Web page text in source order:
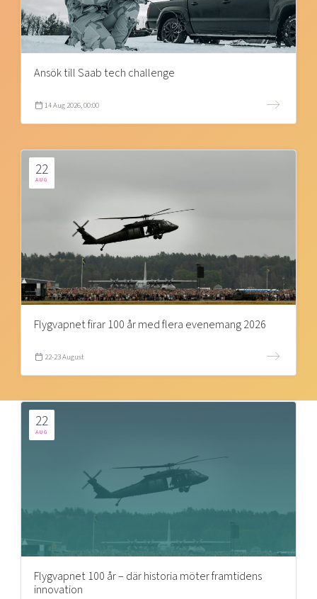
Ansök till Saab tech challenge
14 Aug 2026, 00:00
22
AUG
Flygvapnet firar 100 år med flera evenemang 2026
22-23 August
22
AUG
Flygvapnet 100 år – där historia möter framtidens
innovation